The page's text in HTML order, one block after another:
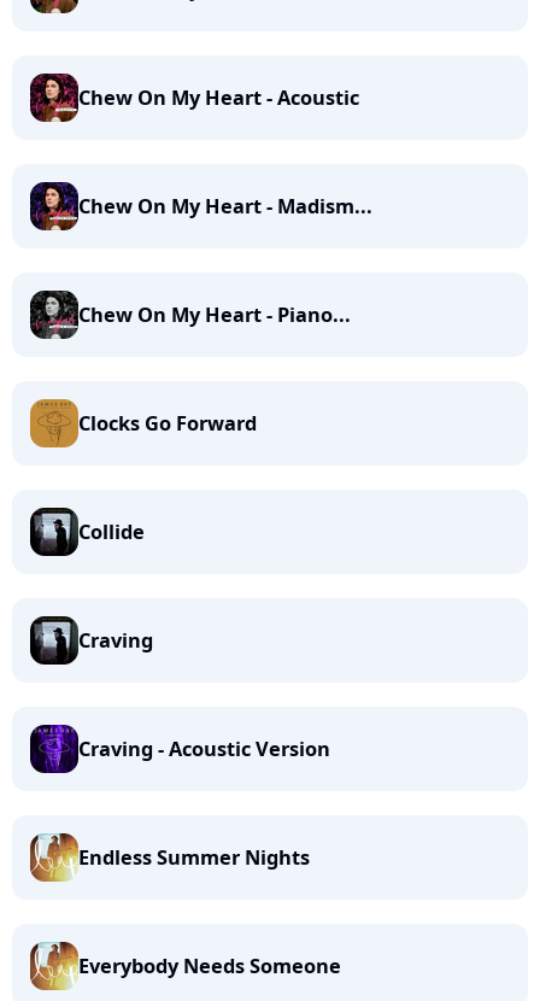
Chew On My Heart - Acoustic
Chew On My Heart - Madism...
Chew On My Heart - Piano...
Clocks Go Forward
Collide
Craving
Craving - Acoustic Version
Endless Summer Nights
Everybody Needs Someone